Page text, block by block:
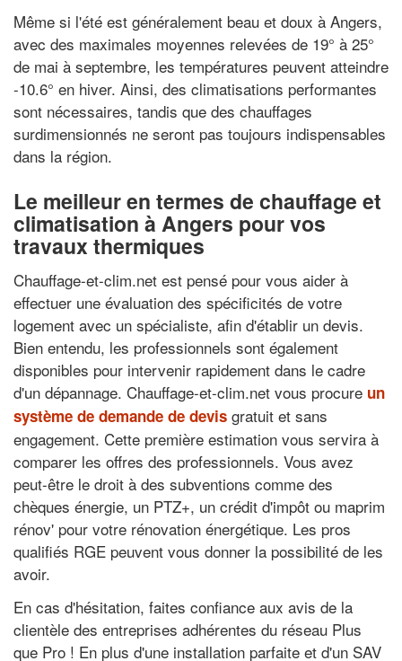
Même si l'été est généralement beau et doux à Angers,
avec des maximales moyennes relevées de 19° à 25°
de mai à septembre, les températures peuvent atteindre
-10.6° en hiver. Ainsi, des climatisations performantes
sont nécessaires, tandis que des chauffages
surdimensionnés ne seront pas toujours indispensables
dans la région.
Le meilleur en termes de chauffage et
climatisation à Angers pour vos
travaux thermiques
Chauffage-et-clim.net est pensé pour vous aider à
effectuer une évaluation des spécificités de votre
logement avec un spécialiste, afin d'établir un devis.
Bien entendu, les professionnels sont également
disponibles pour intervenir rapidement dans le cadre
d'un dépannage. Chauffage-et-clim.net vous procure un
système de demande de devis gratuit et sans
engagement. Cette première estimation vous servira à
comparer les offres des professionnels. Vous avez
peut-être le droit à des subventions comme des
chèques énergie, un PTZ+, un crédit d'impôt ou maprim
rénov' pour votre rénovation énergétique. Les pros
qualifiés RGE peuvent vous donner la possibilité de les
avoir.
En cas d'hésitation, faites confiance aux avis de la
clientèle des entreprises adhérentes du réseau Plus
que Pro ! En plus d'une installation parfaite et d'un SAV